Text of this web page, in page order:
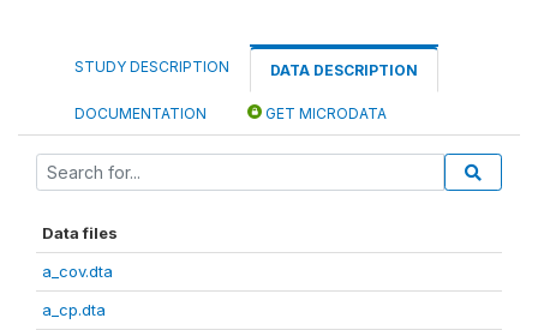
STUDY DESCRIPTION DATA DESCRIPTION
DOCUMENTATION GET MICRODATA
Data files
a_cov.dta
a_cp.dta